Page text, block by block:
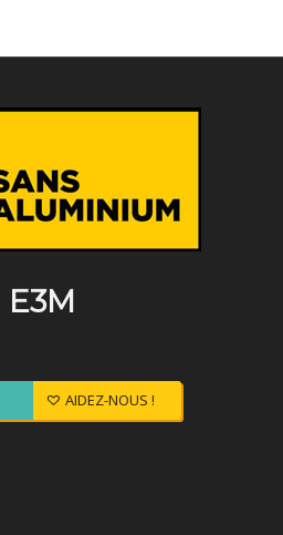
AIDEZ-NOUS !